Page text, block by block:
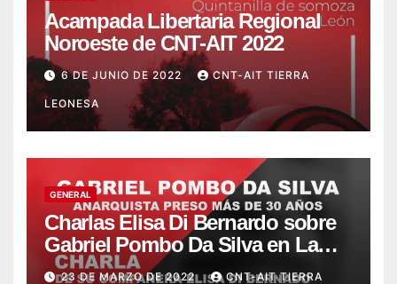
Acampada Libertaria Regional
Noroeste de CNT-AIT 2022
6 DE JUNIO DE 2022 CNT-AIT TIERRA
LEONESA
GENERAL
Charlas Elisa Di Bernardo sobre
Gabriel Pombo Da Silva en La
Bañeza y León
23 DE MARZO DE 2022 CNT-AIT TIERRA